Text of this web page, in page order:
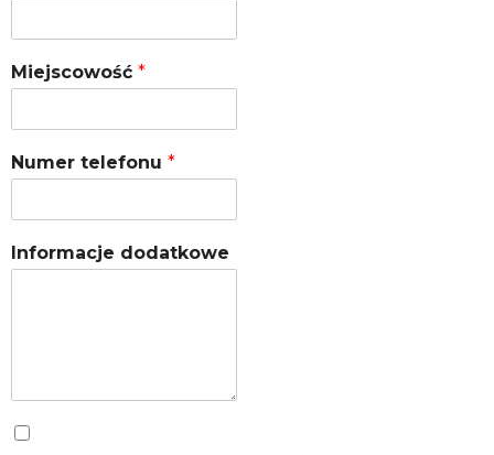
Miejscowość *
Numer telefonu *
Informacje dodatkowe